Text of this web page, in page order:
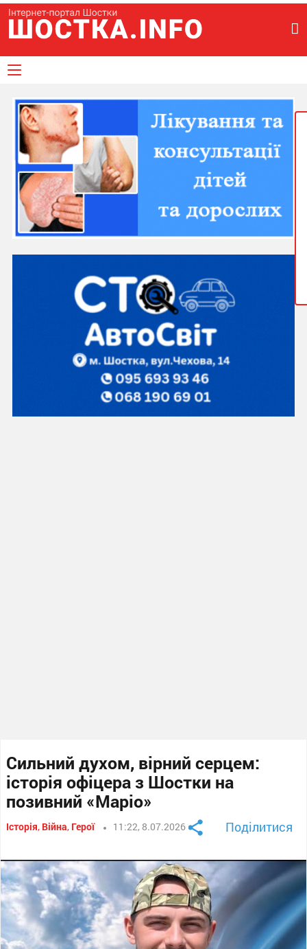
Сильний духом, вірний серцем:
історія офіцера з Шостки на
позивний «Маріо»
Історія, Війна, Герої 11:22, 8.07.2026 Поділитися